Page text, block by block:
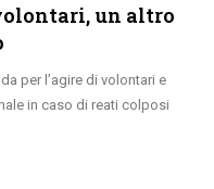
un altro
per l’agire di volontari e
in caso di reati colposi